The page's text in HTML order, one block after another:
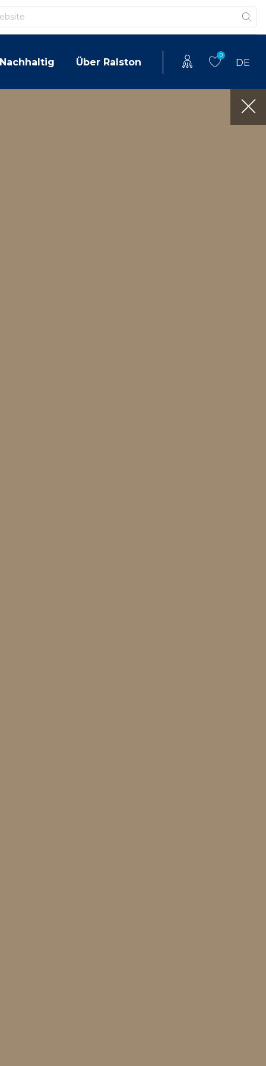
Nachhaltig Über Ralston
0
DE